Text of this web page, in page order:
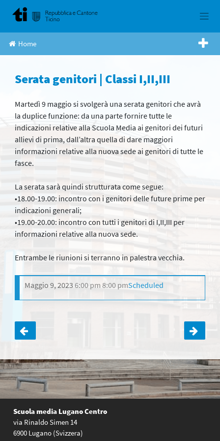
Home
Serata genitori | Classi I,II,III
Martedì 9 maggio si svolgerà una serata genitori che avrà
la duplice funzione: da una parte fornire tutte le
indicazioni relative alla Scuola Media ai genitori dei futuri
allievi di prima, dall’altra quella di dare maggiori
informazioni relative alla nuova sede ai genitori di tutte le
fasce.
La serata sarà quindi strutturata come segue:
•18.00-19.00: incontro con i genitori delle future prime per
indicazioni generali;
•19.00-20.00: incontro con tutti i genitori di I,II,III per
informazioni relative alla nuova sede.
Entrambe le riunioni si terranno in palestra vecchia.
Maggio 9, 2023 6:00 pm 8:00 pmScheduled
Navigazione
articoli
Scuola media Lugano Centro
via Rinaldo Simen 14
6900 Lugano (Svizzera)